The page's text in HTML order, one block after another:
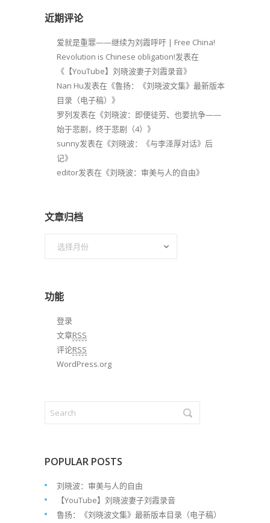
近期评论
爱就是重罪——继续为刘霞呼吁 | Free China!
Revolution is Chinese obligation!发表在
《 【YouTube】刘晓波妻子刘霞录音》
Nan Hu发表在《鲁扬：《刘晓波文集》最新版本
目录（电子稿） 》
罗列发表在《刘晓波：即便徒劳、也要抗争——
始于悲剧，终于悲剧（4） 》
sunny发表在《刘晓波：《与李泽厚对话》后
记》
editor发表在《刘晓波：审美与人的自由》
文章归档
功能
登录
文章RSS
评论RSS
WordPress.org
POPULAR POSTS
刘晓波：审美与人的自由
【YouTube】刘晓波妻子刘霞录音
鲁扬：《刘晓波文集》最新版本目录（电子稿）